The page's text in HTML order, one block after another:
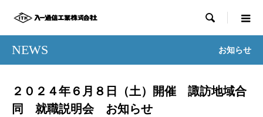

NEWS お知らせ
２０２４年６月８日（土）開催 諏訪地域合
同 就職説明会 お知らせ